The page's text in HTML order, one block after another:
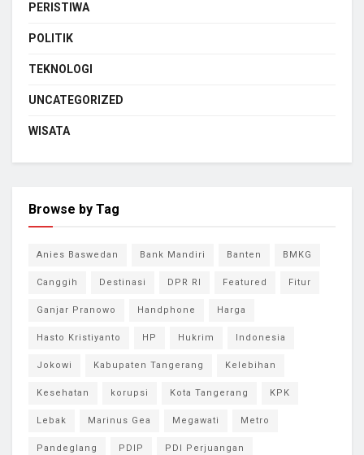
PERISTIWA
POLITIK
TEKNOLOGI
UNCATEGORIZED
WISATA
Browse by Tag
Anies Baswedan Bank Mandiri Banten BMKG
Canggih Destinasi DPR RI Featured Fitur
Ganjar Pranowo Handphone Harga
Hasto Kristiyanto HP Hukrim Indonesia
Jokowi Kabupaten Tangerang Kelebihan
Kesehatan korupsi Kota Tangerang KPK
Lebak Marinus Gea Megawati Metro
Pandeglang PDIP PDI Perjuangan